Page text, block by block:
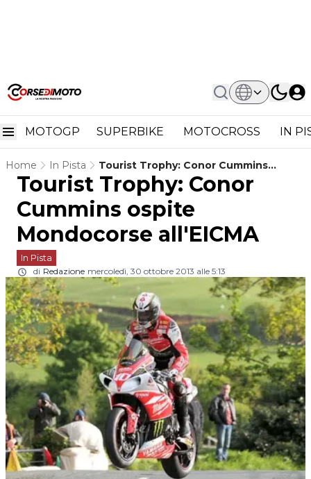
MOTOGP SUPERBIKE MOTOCROSS IN
Home In Pista
Tourist Trophy: Conor Cummins
Ospite Mondocorse All'EICMA
Tourist Trophy: Conor
Cummins ospite
Mondocorse all'EICMA
In Pista
di Redazione mercoledì, 30 ottobre 2013 alle 5:13